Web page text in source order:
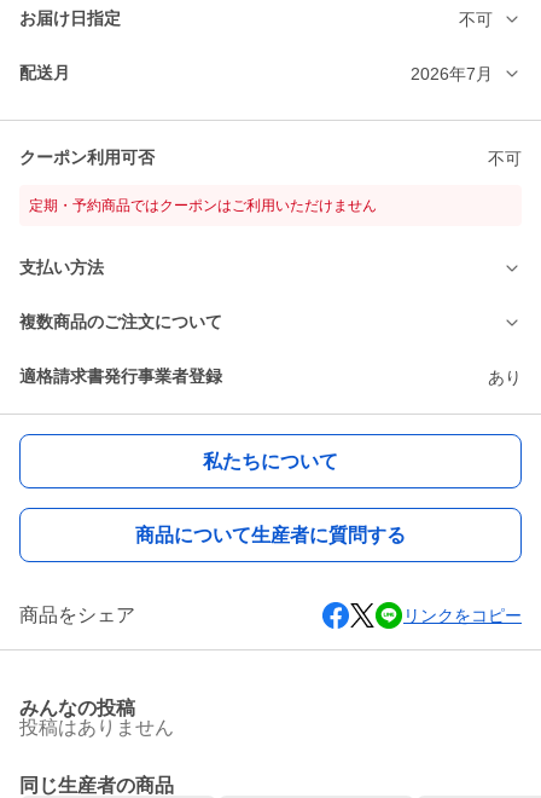
お届け日指定 不可
配送月 2026年7月
クーポン利用可否 不可
定期・予約商品ではクーポンはご利用いただけません
支払い方法
複数商品のご注文について
適格請求書発行事業者登録 あり
私たちについて
商品について生産者に質問する
商品をシェア リンクをコピー
みんなの投稿
投稿はありません
同じ生産者の商品